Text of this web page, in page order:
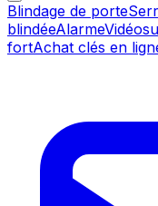
Blindage de porte
blindéeAlarme
fortAchat clés en